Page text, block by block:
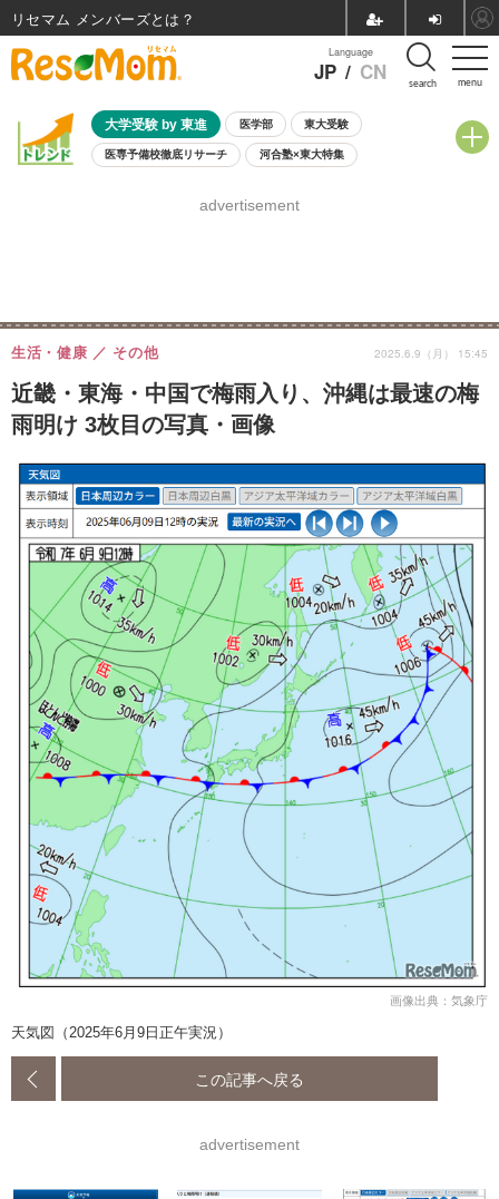
menu
Language
JP / CN search
大学受験 by 東進 医学部 東大受験
医専予備校徹底リサーチ 河合塾×東大特集
8月開催学校説明会・相談会
advertisement
近畿・東海・中国で梅雨入り、沖縄は最速の梅
雨明け 3枚目の写真・画像
生活・健康 その他 2025.6.9（月） 15:45
画像出典：気象庁
天気図（2025年6月9日正午実況）
この記事へ戻る
advertisement
リセマム メンバーズ